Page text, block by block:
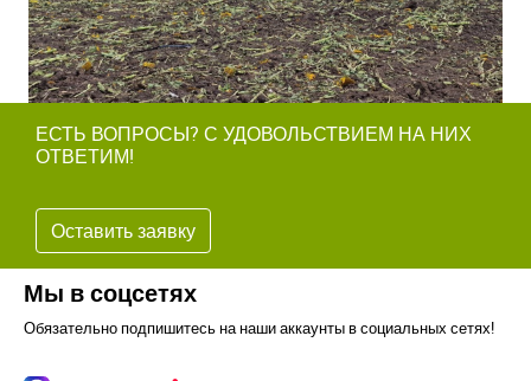
ЕСТЬ ВОПРОСЫ? С УДОВОЛЬСТВИЕМ НА НИХ
ОТВЕТИМ!
Оставить заявку
Мы в соцсетях
Обязательно подпишитесь на наши аккаунты в социальных сетях!